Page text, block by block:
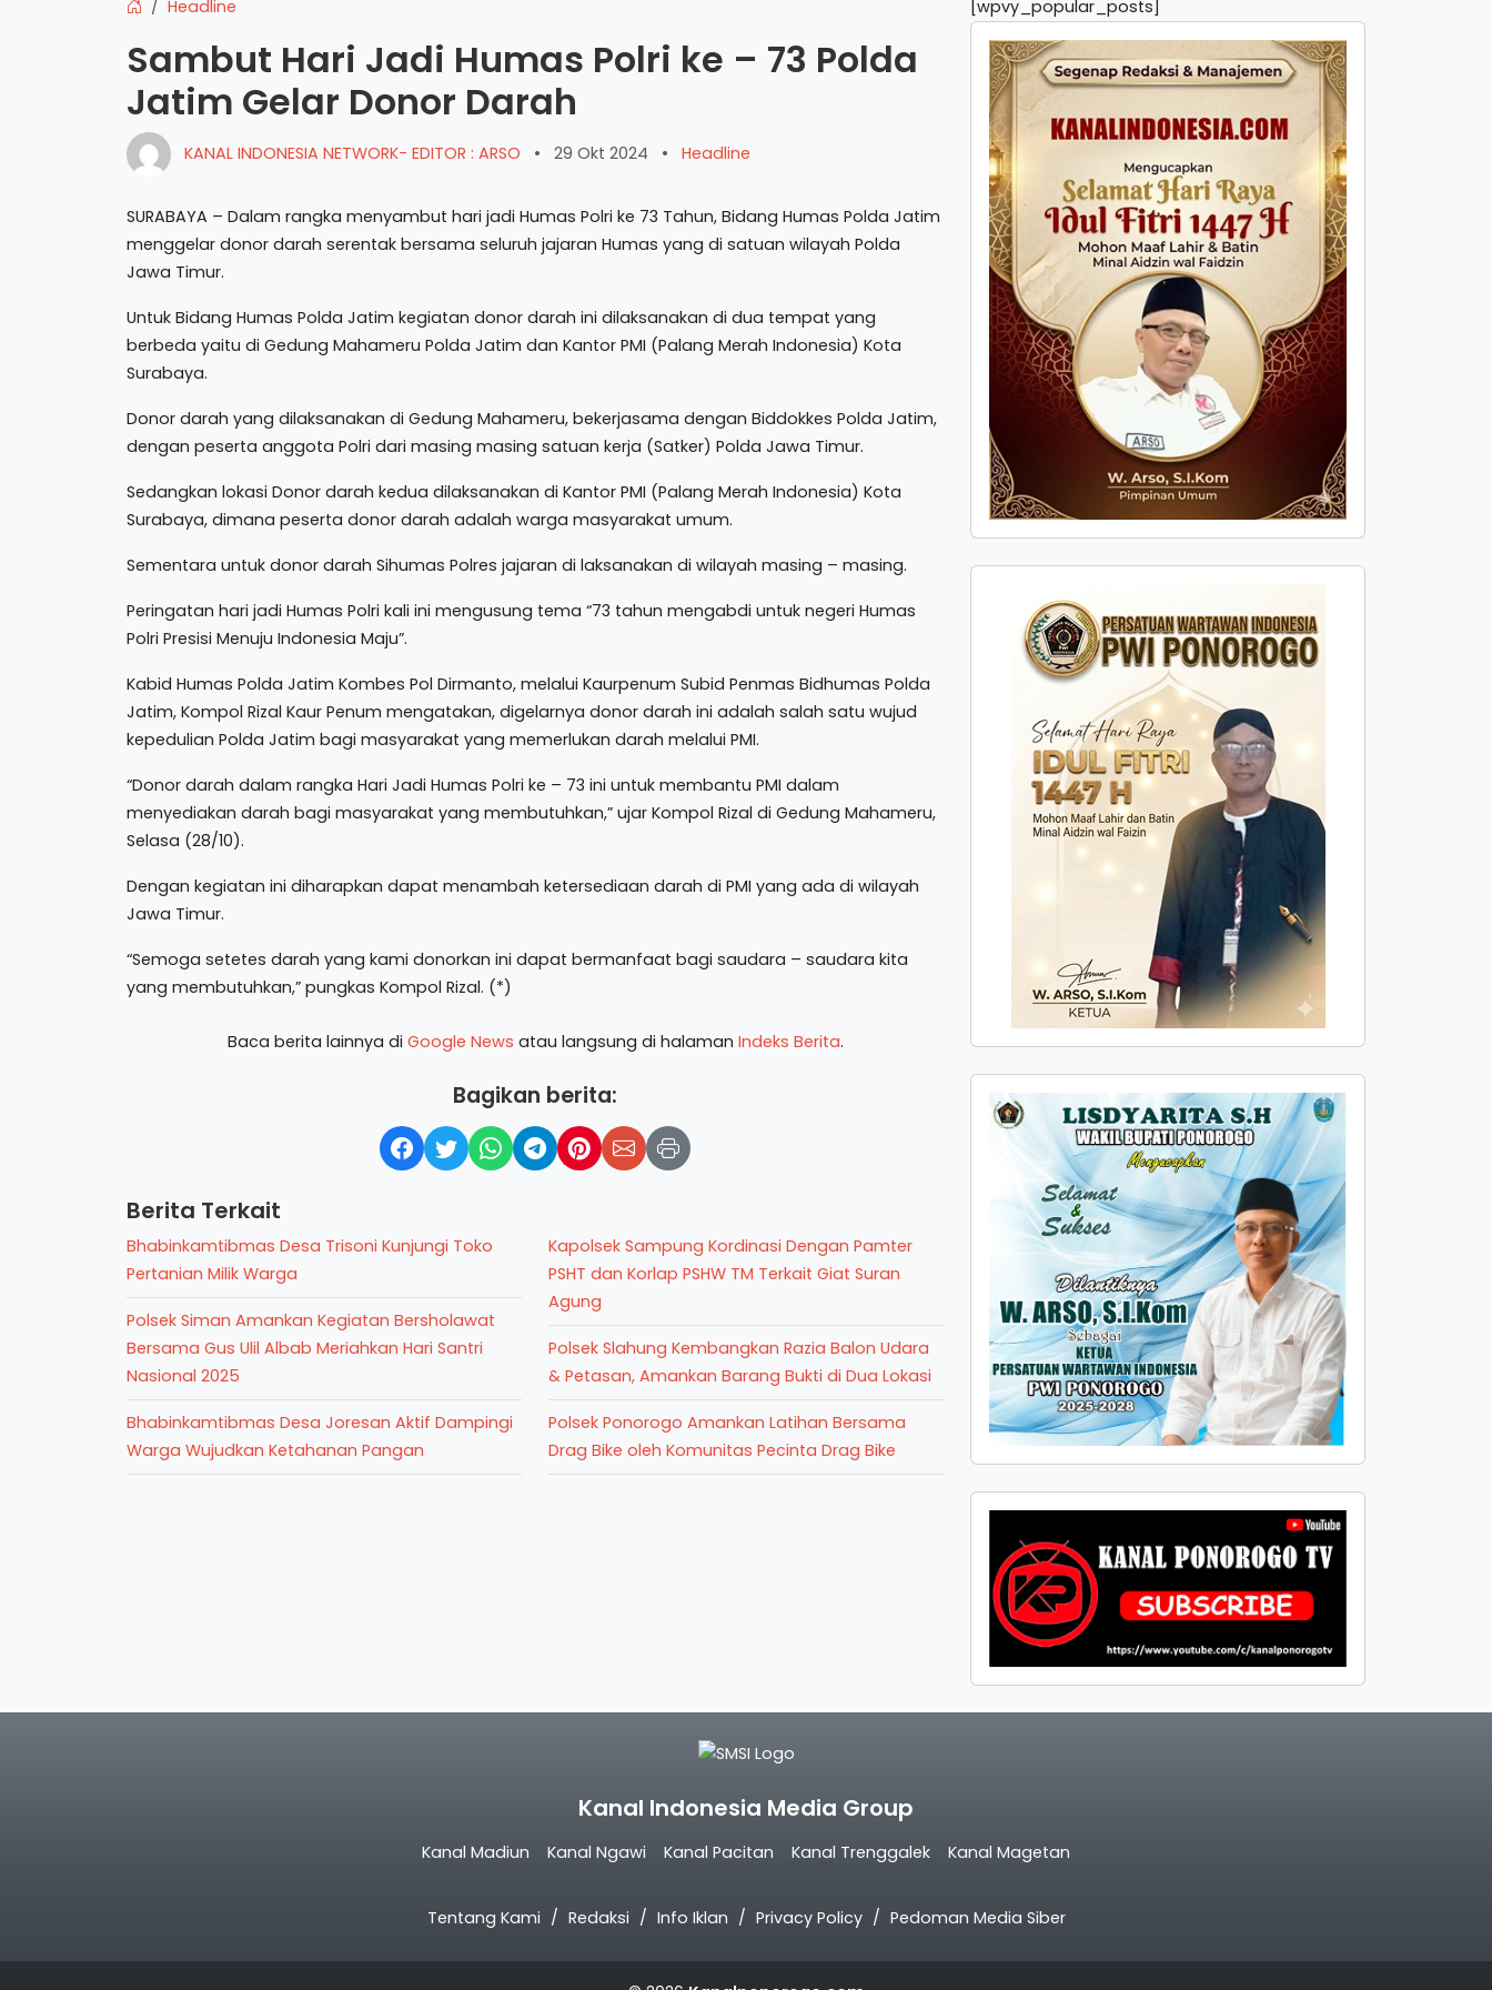
Headline
Sambut Hari Jadi Humas Polri ke – 73 Polda
Jatim Gelar Donor Darah
KANAL INDONESIA NETWORK- EDITOR : ARSO • 29 Okt 2024 • Headline
SURABAYA – Dalam rangka menyambut hari jadi Humas Polri ke 73 Tahun, Bidang Humas Polda Jatim
menggelar donor darah serentak bersama seluruh jajaran Humas yang di satuan wilayah Polda
Jawa Timur.
Untuk Bidang Humas Polda Jatim kegiatan donor darah ini dilaksanakan di dua tempat yang
berbeda yaitu di Gedung Mahameru Polda Jatim dan Kantor PMI (Palang Merah Indonesia) Kota
Surabaya.
Donor darah yang dilaksanakan di Gedung Mahameru, bekerjasama dengan Biddokkes Polda Jatim,
dengan peserta anggota Polri dari masing masing satuan kerja (Satker) Polda Jawa Timur.
Sedangkan lokasi Donor darah kedua dilaksanakan di Kantor PMI (Palang Merah Indonesia) Kota
Surabaya, dimana peserta donor darah adalah warga masyarakat umum.
Sementara untuk donor darah Sihumas Polres jajaran di laksanakan di wilayah masing – masing.
Peringatan hari jadi Humas Polri kali ini mengusung tema “73 tahun mengabdi untuk negeri Humas
Polri Presisi Menuju Indonesia Maju”.
Kabid Humas Polda Jatim Kombes Pol Dirmanto, melalui Kaurpenum Subid Penmas Bidhumas Polda
Jatim, Kompol Rizal Kaur Penum mengatakan, digelarnya donor darah ini adalah salah satu wujud
kepedulian Polda Jatim bagi masyarakat yang memerlukan darah melalui PMI.
“Donor darah dalam rangka Hari Jadi Humas Polri ke – 73 ini untuk membantu PMI dalam
menyediakan darah bagi masyarakat yang membutuhkan,” ujar Kompol Rizal di Gedung Mahameru,
Selasa (28/10).
Dengan kegiatan ini diharapkan dapat menambah ketersediaan darah di PMI yang ada di wilayah
Jawa Timur.
“Semoga setetes darah yang kami donorkan ini dapat bermanfaat bagi saudara – saudara kita
yang membutuhkan,” pungkas Kompol Rizal. (*)
Baca berita lainnya di Google News atau langsung di halaman Indeks Berita.
Bagikan berita:
Berita Terkait
Bhabinkamtibmas Desa Trisoni Kunjungi Toko
Pertanian Milik Warga
Polsek Siman Amankan Kegiatan Bersholawat
Bersama Gus Ulil Albab Meriahkan Hari Santri
Nasional 2025
Bhabinkamtibmas Desa Joresan Aktif Dampingi
Warga Wujudkan Ketahanan Pangan
Kapolsek Sampung Kordinasi Dengan Pamter
PSHT dan Korlap PSHW TM Terkait Giat Suran
Agung
Polsek Slahung Kembangkan Razia Balon Udara
& Petasan, Amankan Barang Bukti di Dua Lokasi
Polsek Ponorogo Amankan Latihan Bersama
Drag Bike oleh Komunitas Pecinta Drag Bike
[wpvy_popular_posts]
Kanal Indonesia Media Group
Kanal Madiun Kanal Ngawi Kanal Pacitan Kanal Trenggalek Kanal Magetan
Tentang Kami Redaksi Info Iklan Privacy Policy Pedoman Media Siber